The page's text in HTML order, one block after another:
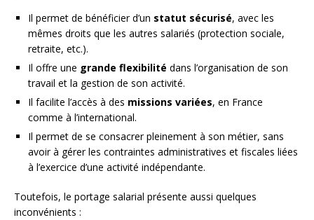
Il permet de bénéficier d’un statut sécurisé, avec les
mêmes droits que les autres salariés (protection sociale,
retraite, etc.).
Il offre une grande flexibilité dans l’organisation de son
travail et la gestion de son activité.
Il facilite l’accès à des missions variées, en France
comme à l’international.
Il permet de se consacrer pleinement à son métier, sans
avoir à gérer les contraintes administratives et fiscales liées
à l’exercice d’une activité indépendante.
Toutefois, le portage salarial présente aussi quelques
inconvénients :